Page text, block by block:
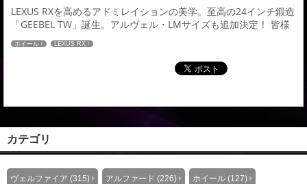
LEXUS RXを高めるアドミレイションの美学。至高の24インチ鍛造
「GEEBEL TW」誕生。アルヴェル・LMサイズも追加決定！ 皆様
こんにちは！今回は、大注目のフラッグシップSUV「レクサス
RX」のカスタムシーンを揺るがす、究極の新作ホイール情報をお
届けします。 アミスタットから待望の鍛造新シリーズとして
「GEEBEL（ジーベル）」が誕生。その記念すべき第一作目となる
ホイール LEXUS RX
カテゴリ
ヴェルファイア (315) アルファード (226) ホイール (127)